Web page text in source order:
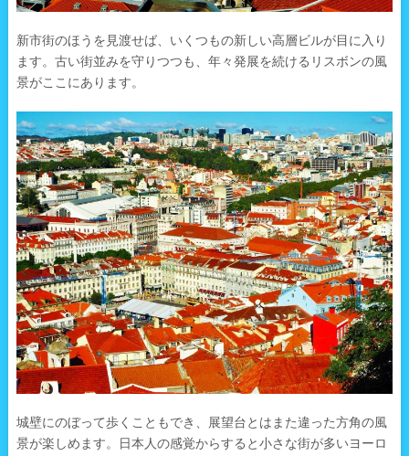
新市街のほうを見渡せば、いくつもの新しい高層ビルが目に入り
ます。古い街並みを守りつつも、年々発展を続けるリスボンの風
景がここにあります。
城壁にのぼって歩くこともでき、展望台とはまた違った方角の風
景が楽しめます。日本人の感覚からすると小さな街が多いヨーロ